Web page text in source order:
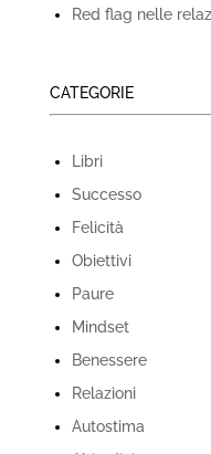
Red flag nelle
CATEGORIE
Libri
Successo
Felicità
Obiettivi
Paure
Mindset
Benessere
Relazioni
Autostima